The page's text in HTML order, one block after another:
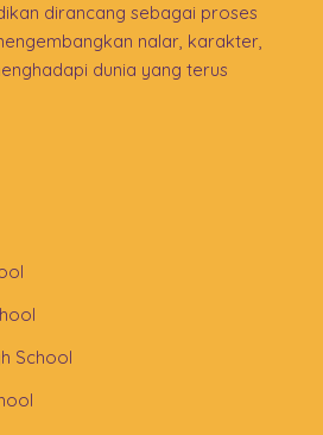
dirancang sebagai proses
nalar, karakter,
dunia yang terus
School